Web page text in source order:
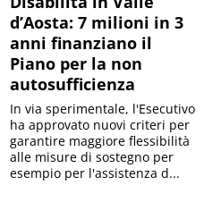
d’Aosta: 7 milioni in 3
anni finanziano il
Piano per la non
autosufficienza
In via sperimentale, l'Esecutivo
ha approvato nuovi criteri per
garantire maggiore flessibilità
alle misure di sostegno per
esempio per l'assistenza d...